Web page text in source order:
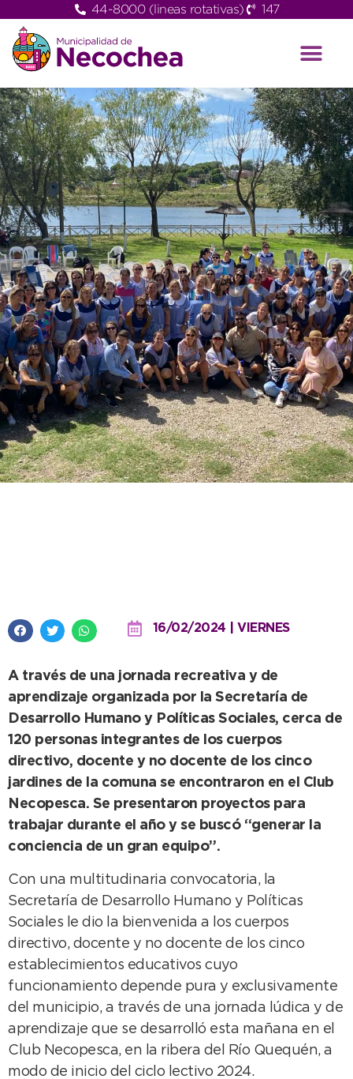
44-8000 (lineas rotativas) 147
16/02/2024 | VIERNES
A través de una jornada recreativa y de
aprendizaje organizada por la Secretaría de
Desarrollo Humano y Políticas Sociales, cerca de
120 personas integrantes de los cuerpos
directivo, docente y no docente de los cinco
jardines de la comuna se encontraron en el Club
Necopesca. Se presentaron proyectos para
trabajar durante el año y se buscó “generar la
conciencia de un gran equipo”.
Con una multitudinaria convocatoria, la
Secretaría de Desarrollo Humano y Políticas
Sociales le dio la bienvenida a los cuerpos
directivo, docente y no docente de los cinco
establecimientos educativos cuyo
funcionamiento depende pura y exclusivamente
del municipio, a través de una jornada lúdica y de
aprendizaje que se desarrolló esta mañana en el
Club Necopesca, en la ribera del Río Quequén, a
modo de inicio del ciclo lectivo 2024.